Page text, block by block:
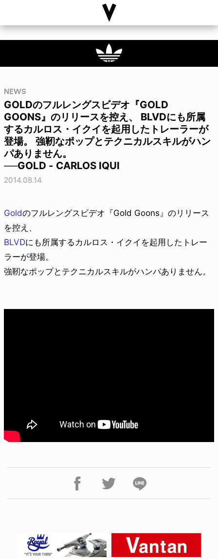
NEWS
GOLDのフルレングスビデオ『GOLD
GOONS』のリリースを控え、 BLVDにも所属
するカルロス・イクイを起用したトレーラーが
登場。 強靭なポップとテクニカルスキルがハン
パありません。
──GOLD - CARLOS IQUI
2014.08.14
Goldのフルレングスビデオ『Gold Goons』のリリース
を控え、
BLVDにも所属するカルロス・イクイを起用したトレー
ラーが登場。
強靭なポップとテクニカルスキルがハンパありません。